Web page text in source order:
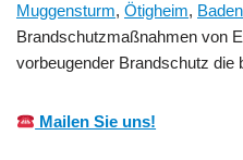
Muggensturm, Ötigheim,
Brandschutzmaßnahmen von
vorbeugender Brandschutz die
Mailen Sie uns!